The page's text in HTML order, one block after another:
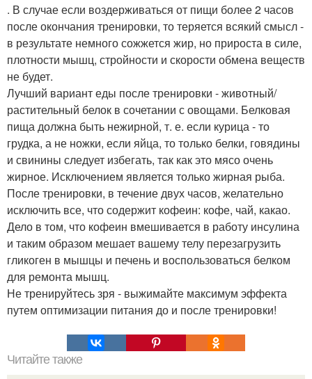
. В случае если воздерживаться от пищи более 2 часов
после окончания тренировки, то теряется всякий смысл -
в результате немного сожжется жир, но прироста в силе,
плотности мышц, стройности и скорости обмена веществ
не будет.
Лучший вариант еды после тренировки - животный/
растительный белок в сочетании с овощами. Белковая
пища должна быть нежирной, т. е. если курица - то
грудка, а не ножки, если яйца, то только белки, говядины
и свинины следует избегать, так как это мясо очень
жирное. Исключением является только жирная рыба.
После тренировки, в течение двух часов, желательно
исключить все, что содержит кофеин: кофе, чай, какао.
Дело в том, что кофеин вмешивается в работу инсулина
и таким образом мешает вашему телу перезагрузить
гликоген в мышцы и печень и воспользоваться белком
для ремонта мышц.
Не тренируйтесь зря - выжимайте максимум эффекта
путем оптимизации питания до и после тренировки!
Читайте также